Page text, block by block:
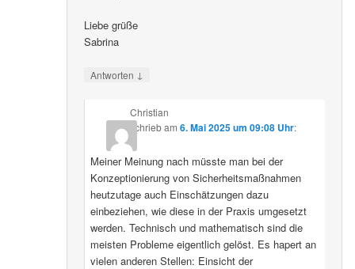
Liebe grüße
Sabrina
Antworten ↓
Christian
schriebam 6. Mai 2025 um 09:08 Uhr:
Meiner Meinung nach müsste man bei der
Konzeptionierung von Sicherheitsmaßnahmen
heutzutage auch Einschätzungen dazu
einbeziehen, wie diese in der Praxis umgesetzt
werden. Technisch und mathematisch sind die
meisten Probleme eigentlich gelöst. Es hapert an
vielen anderen Stellen: Einsicht der